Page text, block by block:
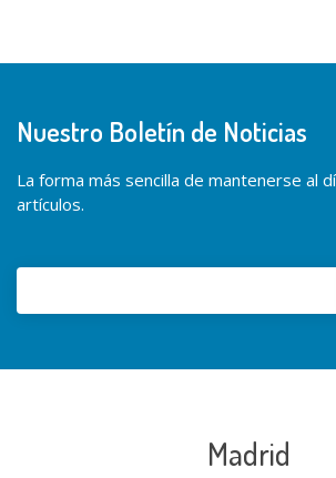
Nuestro Boletín de Noticias
La forma más sencilla de mantenerse al
artículos.
Madrid